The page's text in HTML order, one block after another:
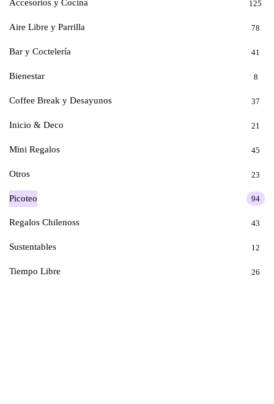
Accesorios y Cocina 125
Aire Libre y Parrilla 78
Bar y Coctelería 41
Bienestar 8
Coffee Break y Desayunos 37
Inicio & Deco 21
Mini Regalos 45
Otros 23
Picoteo 94
Regalos Chilenoss 43
Sustentables 12
Tiempo Libre 26